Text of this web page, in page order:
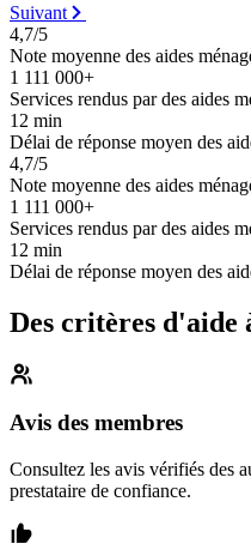
Suivant
4,7/5
Note moyenne des aides
1 111 000+
Services rendus par des aides
12 min
Délai de réponse moyen des
4,7/5
Note moyenne des aides
1 111 000+
Services rendus par des aides
12 min
Délai de réponse moyen des
Des critères d'aide
Avis des membres
Consultez les avis vérifiés des
prestataire de confiance.